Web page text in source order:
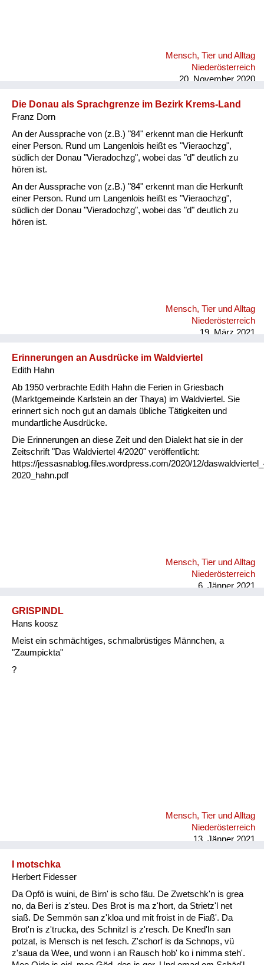
Mensch, Tier und Alltag
Niederösterreich
20. November 2020
Die Donau als Sprachgrenze im Bezirk Krems-Land
Franz Dorn
An der Aussprache von (z.B.) "84" erkennt man die Herkunft
einer Person. Rund um Langenlois heißt es "Vieraochzg",
südlich der Donau "Vieradochzg", wobei das "d" deutlich zu
hören ist.
An der Aussprache von (z.B.) "84" erkennt man die Herkunft
einer Person. Rund um Langenlois heißt es "Vieraochzg",
südlich der Donau "Vieradochzg", wobei das "d" deutlich zu
hören ist.
Mensch, Tier und Alltag
Niederösterreich
19. März 2021
Erinnerungen an Ausdrücke im Waldviertel
Edith Hahn
Ab 1950 verbrachte Edith Hahn die Ferien in Griesbach
(Marktgemeinde Karlstein an der Thaya) im Waldviertel. Sie
erinnert sich noch gut an damals übliche Tätigkeiten und
mundartliche Ausdrücke.
Die Erinnerungen an diese Zeit und den Dialekt hat sie in der
Zeitschrift "Das Waldviertel 4/2020" veröffentlicht:
https://jessasnablog.files.wordpress.com/2020/12/
2020_hahn.pdf
Mensch, Tier und Alltag
Niederösterreich
6. Jänner 2021
GRISPINDL
Hans koosz
Meist ein schmächtiges, schmalbrüstiges Männchen, a
"Zaumpickta"
?
Mensch, Tier und Alltag
Niederösterreich
13. Jänner 2021
I motschka
Herbert Fidesser
Da Opfö is wuini, de Birn' is scho fäu. De Zwetschk'n is grea
no, da Beri is z'steu. Des Brot is ma z'hort, da Strietz'l net
siaß. De Semmön san z'kloa und mit froist in de Fiaß'. Da
Brot'n is z'trucka, des Schnitzl is z'resch. De Kned'ln san
potzat, is Mensch is net fesch. Z'schorf is da Schnops, vü
z'saua da Wee, und wonn i an Rausch hob' ko i nimma steh'.